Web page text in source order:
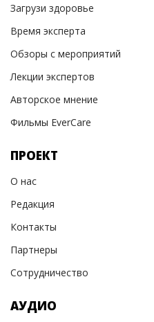
Загрузи здоровье
Время эксперта
Обзоры с мероприятий
Лекции экспертов
Авторское мнение
Фильмы EverCare
ПРОЕКТ
О нас
Редакция
Контакты
Партнеры
Сотрудничество
АУДИО